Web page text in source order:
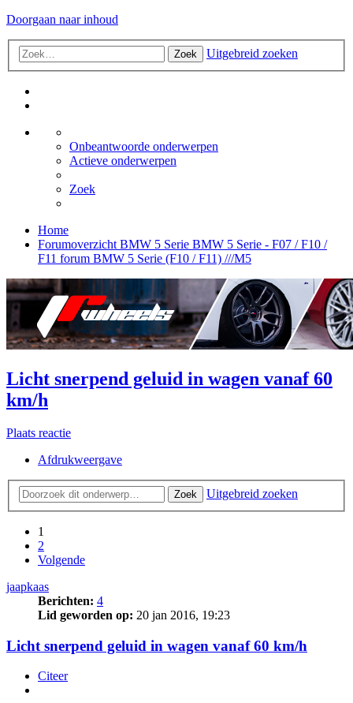
Doorgaan naar inhoud
Zoek Uitgebreid zoeken
Onbeantwoorde onderwerpen
Actieve onderwerpen
Zoek
Home
Forumoverzicht BMW 5 Serie BMW 5 Serie - F07 / F10 /
F11 forum BMW 5 Serie (F10 / F11) ///M5
Licht snerpend geluid in wagen vanaf 60
km/h
Plaats reactie
Afdrukweergave
Zoek Uitgebreid zoeken
1
2
Volgende
jaapkaas
Berichten: 4
Lid geworden op: 20 jan 2016, 19:23
Licht snerpend geluid in wagen vanaf 60 km/h
Citeer